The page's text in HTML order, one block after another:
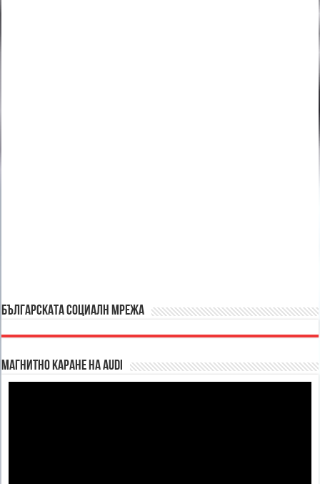
БЪЛГАРСКАТА СОЦИАЛН МРЕЖА
Магнитно каране на Audi